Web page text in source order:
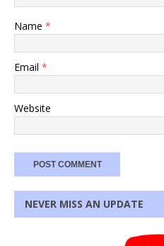
Name *
Email *
Website
NEVER MISS AN UPDATE